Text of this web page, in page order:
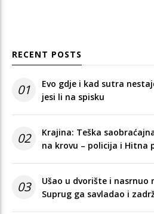
RECENT POSTS
01
Evo gdje i kad sutra
jesi li na spisku
02
Krajina: Teška
na krovu – policija i Hitna
03
Ušao u dvorište i nasrnuo
Suprug ga savladao i